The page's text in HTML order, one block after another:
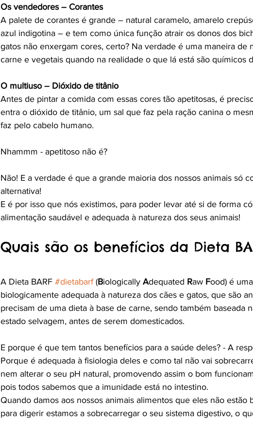
Os vendedores – Corantes
A palete de corantes é grande – natural caramelo, amarelo
azul indigotina – e tem como única função atrair os donos dos
gatos não enxergam cores, certo? Na verdade é uma maneira de
carne e vegetais quando na realidade o que lá está são químicos
O multiuso – Dióxido de titânio
Antes de pintar a comida com essas cores tão apetitosas, é
entra o dióxido de titânio, um sal que faz pela ração canina o
faz pelo cabelo humano.
Nhammm - apetitoso não é?
Não! E a verdade é que a grande maioria dos nossos animais só
alternativa!
E é por isso que nós existimos, para poder levar até si de forma
alimentação saudável e adequada à natureza dos seus animais!
Quais são os benefícios da Dieta
A Dieta BARF #dietabarf (Biologically Adequated Raw Food) é
biologicamente adequada à natureza dos cães e gatos, que são
precisam de uma dieta à base de carne, sendo também baseada
estado selvagem, antes de serem domesticados.
E porque é que tem tantos benefícios para a saúde deles? - A
Porque é adequada à fisiologia deles e como tal não vai
nem alterar o seu pH natural, promovendo assim o bom
pois todos sabemos que a imunidade está no intestino.
Quando damos aos nossos animais alimentos que eles não estão
para digerir estamos a sobrecarregar o seu sistema digestivo, o